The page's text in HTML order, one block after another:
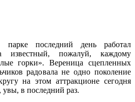
парке последний день работал
известный, пожалуй, каждому
горки». Вереница сцепленных
радовала не одно поколение
на этом аттракционе сегодня
в последний раз.